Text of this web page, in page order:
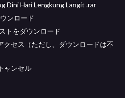
Dini Hari Lengkung Langit .rar
ンロード
トをダウンロード
クセス（ただし、ダウンロードは不
ャンセル